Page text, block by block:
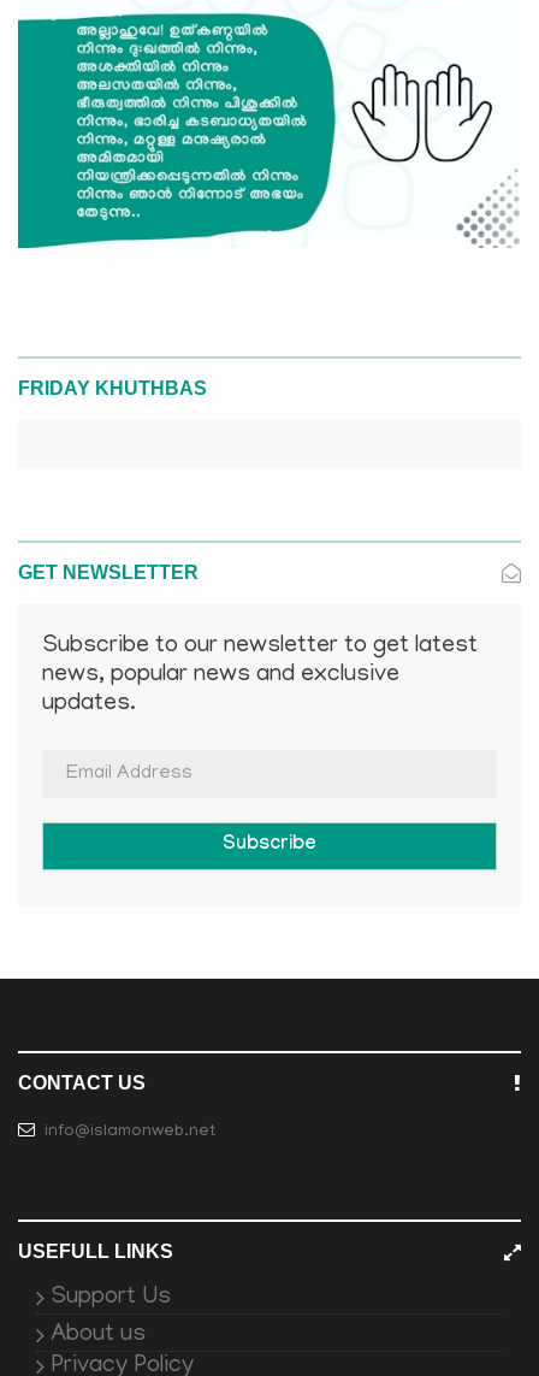
FRIDAY KHUTHBAS
GET NEWSLETTER
Subscribe to our newsletter to get latest
news, popular news and exclusive
updates.
Subscribe
CONTACT US
info@islamonweb.net
USEFULL LINKS
Support Us
About us
Privacy Policy